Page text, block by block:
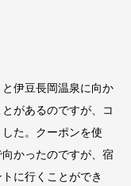
伊豆長岡温泉に向か
があるのですが、コ
た。クーポンを使
かったのですが、宿
に行くことができ